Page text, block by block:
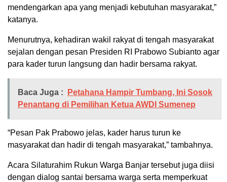
mendengarkan apa yang menjadi kebutuhan masyarakat,”
katanya.
Menurutnya, kehadiran wakil rakyat di tengah masyarakat
sejalan dengan pesan Presiden RI Prabowo Subianto agar
para kader turun langsung dan hadir bersama rakyat.
Baca Juga :
Petahana Hampir Tumbang, Ini Sosok
Penantang di Pemilihan Ketua AWDI Sumenep
“Pesan Pak Prabowo jelas, kader harus turun ke
masyarakat dan hadir di tengah masyarakat,” tambahnya.
Acara Silaturahim Rukun Warga Banjar tersebut juga diisi
dengan dialog santai bersama warga serta memperkuat